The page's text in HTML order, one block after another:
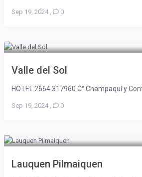
Sep 19, 2024, 0
Valle del Sol
HOTEL 2664 317960 C° Champaquí y
Sep 19, 2024, 0
Lauquen Pilmaiquen